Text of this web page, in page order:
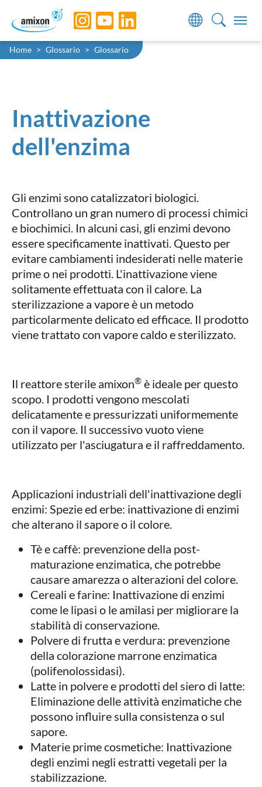
Skip to main navigation
Skip to main content
Skip to page footer
You are here:
Home Glossario Glossario
Inattivazione
dell'enzima
Gli enzimi sono catalizzatori biologici.
Controllano un gran numero di processi chimici
e biochimici. In alcuni casi, gli enzimi devono
essere specificamente inattivati. Questo per
evitare cambiamenti indesiderati nelle materie
prime o nei prodotti. L'inattivazione viene
solitamente effettuata con il calore. La
sterilizzazione a vapore è un metodo
particolarmente delicato ed efficace. Il prodotto
viene trattato con vapore caldo e sterilizzato.
Il reattore sterile amixon® è ideale per questo
scopo. I prodotti vengono mescolati
delicatamente e pressurizzati uniformemente
con il vapore. Il successivo vuoto viene
utilizzato per l'asciugatura e il raffreddamento.
Applicazioni industriali dell'inattivazione degli
enzimi: Spezie ed erbe: inattivazione di enzimi
che alterano il sapore o il colore.
Tè e caffè: prevenzione della post-
maturazione enzimatica, che potrebbe
causare amarezza o alterazioni del colore.
Cereali e farine: Inattivazione di enzimi
come le lipasi o le amilasi per migliorare la
stabilità di conservazione.
Polvere di frutta e verdura: prevenzione
della colorazione marrone enzimatica
(polifenolossidasi).
Latte in polvere e prodotti del siero di latte:
Eliminazione delle attività enzimatiche che
possono influire sulla consistenza o sul
sapore.
Materie prime cosmetiche: Inattivazione
degli enzimi negli estratti vegetali per la
stabilizzazione.